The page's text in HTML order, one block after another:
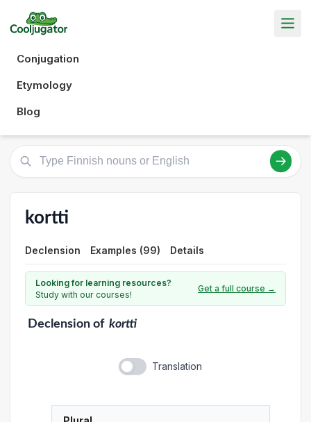
Conjugation
Etymology
Blog
kortti
Declension Examples (99) Details
Looking for learning resources?
Study with our courses!
Get a full course →
Declensionof kortti
Translation